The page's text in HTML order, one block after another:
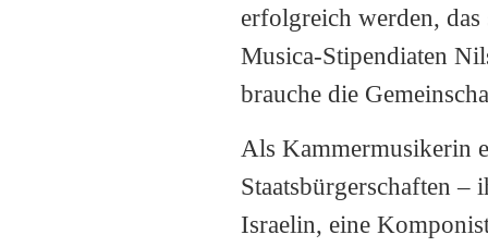
erfolgreich werden,
Musica-Stipendiaten
brauche die
Als Kammermusikerin
Staatsbürgerschaften –
Israelin, eine